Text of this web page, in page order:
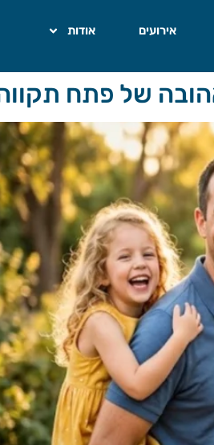
אירועים אודות
של פתח